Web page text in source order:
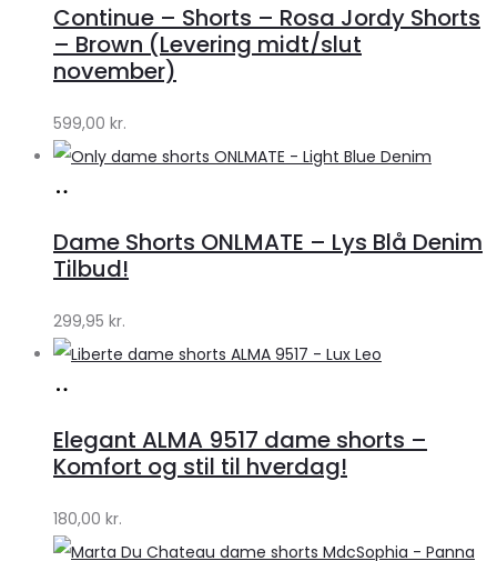
Lykke
by
Continue – Shorts – Rosa Jordy Shorts
– Brown (Levering midt/slut
november)
599,00 kr.
Klædeskabet.dk
Dame Shorts ONLMATE – Lys Blå Denim
Tilbud!
299,95 kr.
Klædeskabet.dk
Elegant ALMA 9517 dame shorts –
Komfort og stil til hverdag!
180,00 kr.